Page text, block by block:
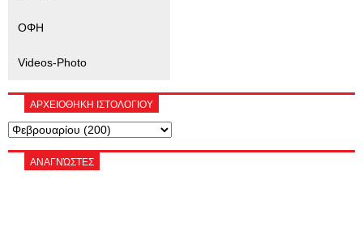
ΟΦΗ
Videos-Photo
ΑΡΧΕΙΟΘΗΚΗ ΙΣΤΟΛΟΓΙΟΥ
ΑΝΑΓΝΏΣΤΕΣ